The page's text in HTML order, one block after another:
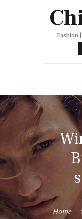
Fashion
Home